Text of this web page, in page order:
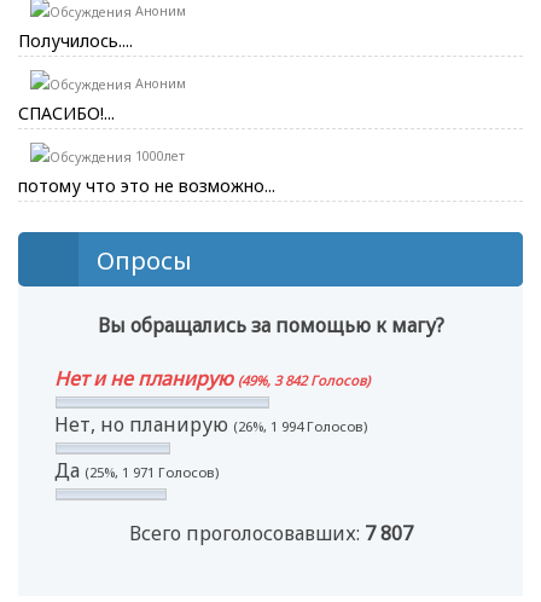
Аноним
Получилось....
Аноним
СПАСИБО!...
1000лет
потому что это не возможно...
Опросы
Вы обращались за помощью к магу?
Нет и не планирую (49%, 3 842 Голосов)
Нет, но планирую (26%, 1 994 Голосов)
Да (25%, 1 971 Голосов)
Всего проголосовавших: 7 807